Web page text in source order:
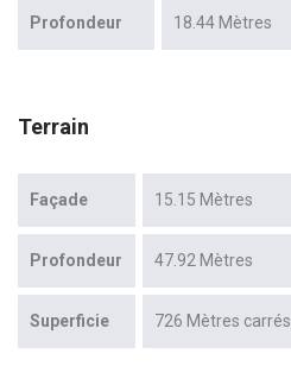
Profondeur 18.44 Mètres
Terrain
Façade 15.15 Mètres
Profondeur 47.92 Mètres
Superficie 726 Mètres carrés